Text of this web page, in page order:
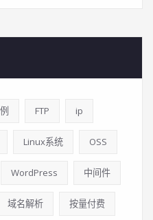
FTP ip
Linux系统 OSS
WordPress 中间件
域名解析 按量付费